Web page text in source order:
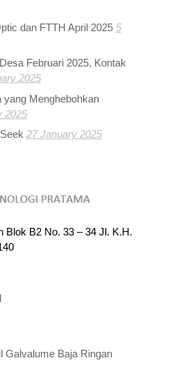
dan FTTH April 2025 5
Februari 2025, Kontak
2025
yang Menghebohkan
2025
27 January 2025
Blok B2 No. 33 – 34 Jl. K.H.
Galvalume Baja Ringan